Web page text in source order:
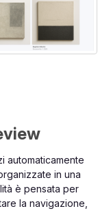
automaticamente
in una
è pensata per
la navigazione,